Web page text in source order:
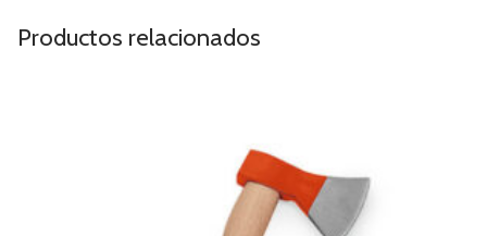
Productos relacionados